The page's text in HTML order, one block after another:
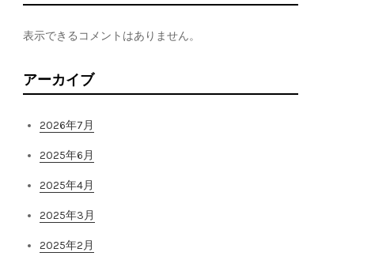
表示できるコメントはありません。
アーカイブ
2026年7月
2025年6月
2025年4月
2025年3月
2025年2月